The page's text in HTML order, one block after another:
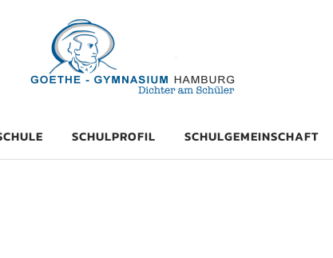
Hamburg
SCHULPROFIL SCHULGEMEINSCHAFT